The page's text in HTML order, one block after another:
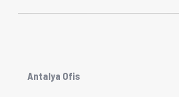
Antalya Ofis